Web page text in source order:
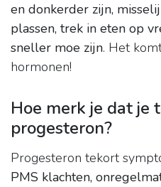
en donkerder zijn,
plassen, trek in eten op
sneller moe zijn. Het
hormonen!
Hoe merk je dat je
progesteron?
Progesteron tekort
PMS klachten,